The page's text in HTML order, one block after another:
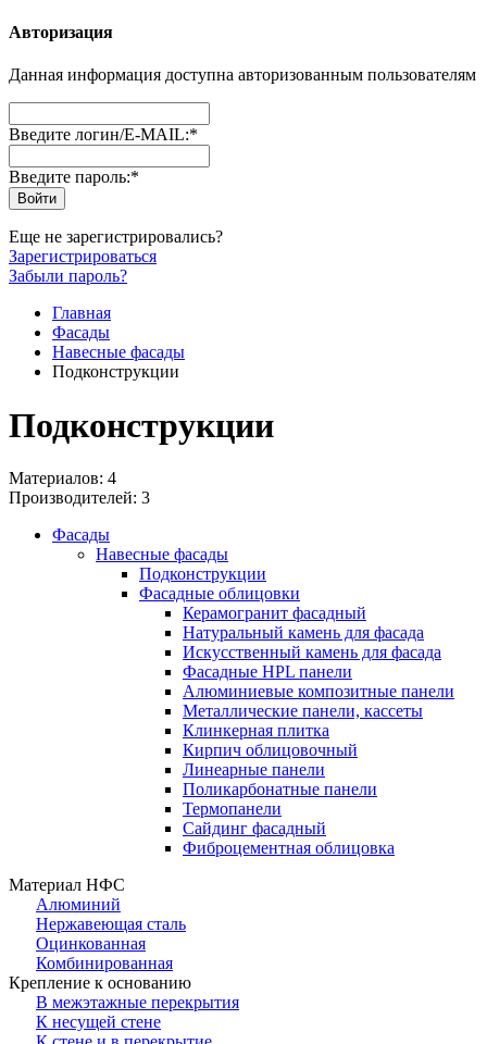
Авторизация
Данная информация доступна авторизованным пользователям
Введите логин/E-MAIL:*
Введите пароль:*
Еще не зарегистрировались?
Зарегистрироваться
Забыли пароль?
Главная
Фасады
Навесные фасады
Подконструкции
Подконструкции
Материалов: 4
Производителей: 3
Фасады
Навесные фасады
Подконструкции
Фасадные облицовки
Керамогранит фасадный
Натуральный камень для фасада
Искусственный камень для фасада
Фасадные HPL панели
Алюминиевые композитные панели
Металлические панели, кассеты
Клинкерная плитка
Кирпич облицовочный
Линеарные панели
Поликарбонатные панели
Термопанели
Сайдинг фасадный
Фиброцементная облицовка
Материал НФС
Алюминий
Нержавеющая сталь
Оцинкованная
Комбинированная
Крепление к основанию
В межэтажные перекрытия
К несущей стене